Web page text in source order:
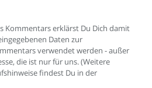
Kommentars erklärst Du Dich damit
Daten zur
verwendet werden - außer
die ist nur für uns. (Weitere
findest Du in der